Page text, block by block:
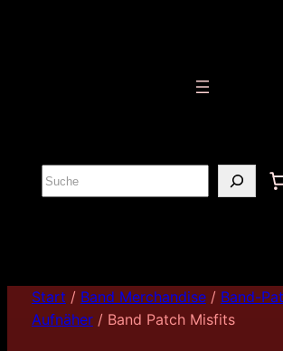
S
u
Start / Band Merchandise/ Band-
Aufnäher/ Band Patch Misfits